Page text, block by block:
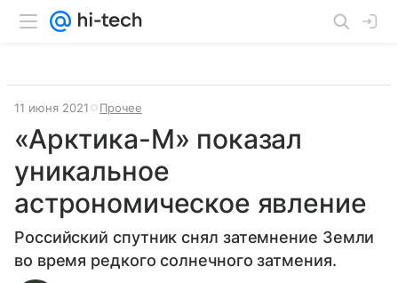
11 июня 2021 Прочее
«Арктика-М» показал
уникальное
астрономическое явление
Российский спутник снял затемнение Земли
во время редкого солнечного затмения.